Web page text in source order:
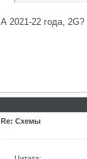
А 2021-22 года, 2G?
Re: Схемы